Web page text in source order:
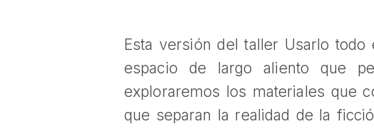
Esta versión del taller Usarlo
espacio de largo aliento que
exploraremos los materiales que
que separan la realidad de la